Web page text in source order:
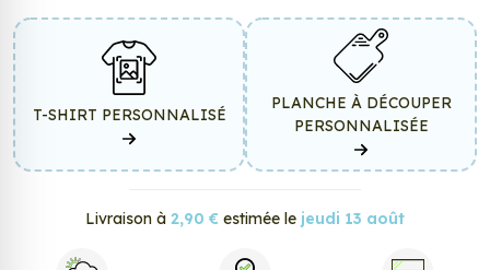
T-SHIRT PERSONNALISÉ
PLANCHE À DÉCOUPER
PERSONNALISÉE
Livraison à 2,90 € estimée le jeudi 13 août